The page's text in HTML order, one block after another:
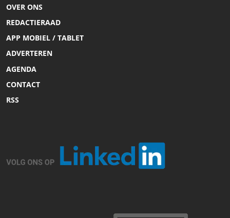
OVER ONS
REDACTIERAAD
APP MOBIEL / TABLET
ADVERTEREN
AGENDA
CONTACT
RSS